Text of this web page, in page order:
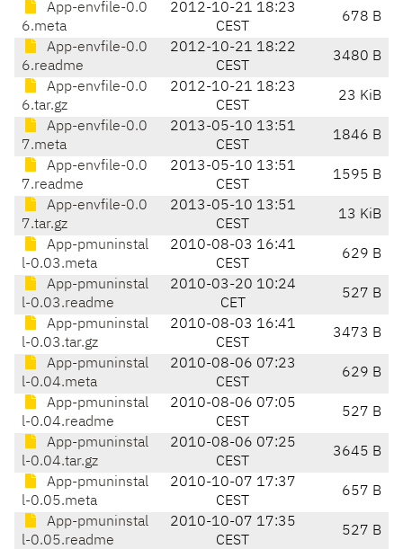
App-envfile-0.0
6.meta
2012-10-21 18:23
CEST
678 B
App-envfile-0.0
6.readme
2012-10-21 18:22
CEST
3480 B
App-envfile-0.0
6.tar.gz
2012-10-21 18:23
CEST
23 KiB
App-envfile-0.0
7.meta
2013-05-10 13:51
CEST
1846 B
App-envfile-0.0
7.readme
2013-05-10 13:51
CEST
1595 B
App-envfile-0.0
7.tar.gz
2013-05-10 13:51
CEST
13 KiB
App-pmuninstal
l-0.03.meta
2010-08-03 16:41
CEST
629 B
App-pmuninstal
l-0.03.readme
2010-03-20 10:24
CET
527 B
App-pmuninstal
l-0.03.tar.gz
2010-08-03 16:41
CEST
3473 B
App-pmuninstal
l-0.04.meta
2010-08-06 07:23
CEST
629 B
App-pmuninstal
l-0.04.readme
2010-08-06 07:05
CEST
527 B
App-pmuninstal
l-0.04.tar.gz
2010-08-06 07:25
CEST
3645 B
App-pmuninstal
l-0.05.meta
2010-10-07 17:37
CEST
657 B
App-pmuninstal
l-0.05.readme
2010-10-07 17:35
CEST
527 B